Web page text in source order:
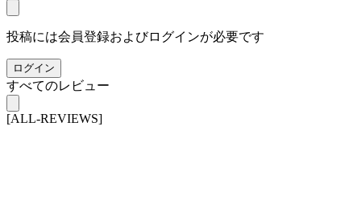
投稿には会員登録およびログインが必要です
ログイン
すべてのレビュー
[ALL-REVIEWS]